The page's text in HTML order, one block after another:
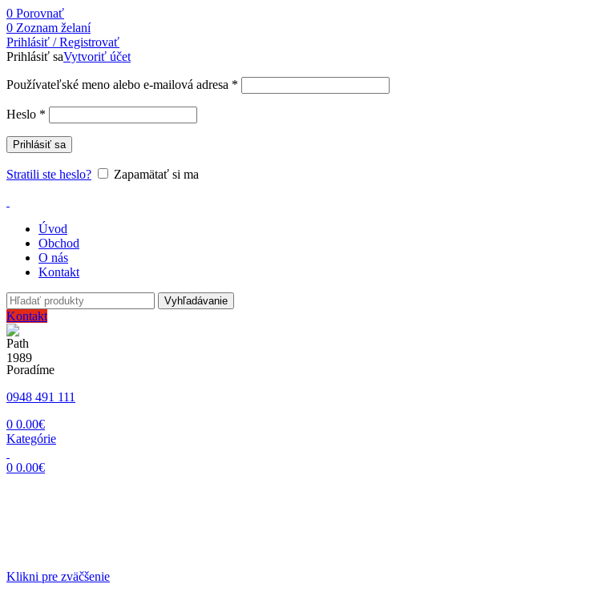
0 Porovnať
0 Zoznam želaní
Prihlásiť / Registrovať
Prihlásiť saVytvoriť účet
Používateľské meno alebo e-mailová adresa *
Heslo *
Prihlásiť sa
Stratili ste heslo? Zapamätať si ma
Úvod
Obchod
O nás
Kontakt
Vyhľadávanie
Kontakt
Poradíme
0948 491 111
0 0.00€
Kategórie
0 0.00€
Klikni pre zväčšenie